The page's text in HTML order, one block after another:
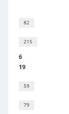
82
215
6
19
59
79